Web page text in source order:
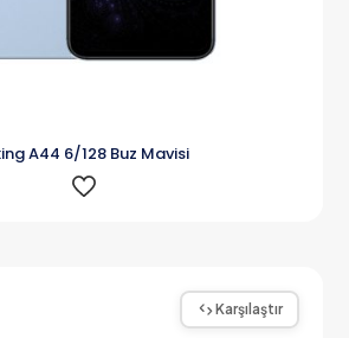
A44 6/128 Buz Mavisi
Karşılaştır